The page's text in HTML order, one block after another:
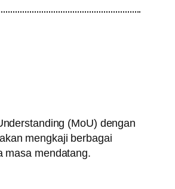
(MoU) dengan
mengkaji berbagai
masa mendatang.